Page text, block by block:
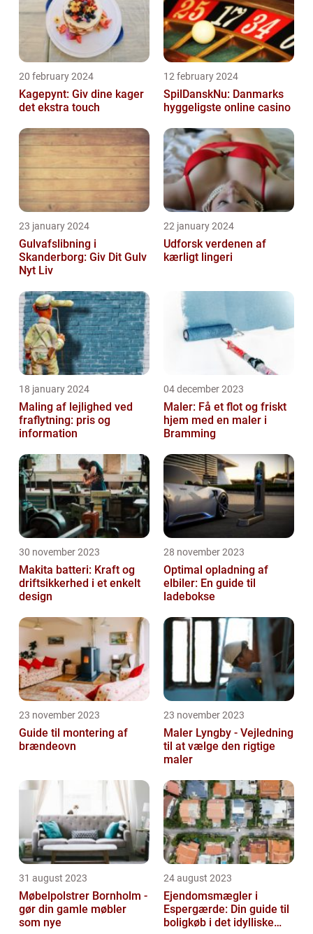
20 february 2024
Kagepynt: Giv dine kager
det ekstra touch
12 february 2024
SpilDanskNu: Danmarks
hyggeligste online casino
23 january 2024
Gulvafslibning i
Skanderborg: Giv Dit Gulv
Nyt Liv
22 january 2024
Udforsk verdenen af
kærligt lingeri
18 january 2024
Maling af lejlighed ved
fraflytning: pris og
information
04 december 2023
Maler: Få et flot og friskt
hjem med en maler i
Bramming
30 november 2023
Makita batteri: Kraft og
driftsikkerhed i et enkelt
design
28 november 2023
Optimal opladning af
elbiler: En guide til
ladebokse
23 november 2023
Guide til montering af
brændeovn
23 november 2023
Maler Lyngby - Vejledning
til at vælge den rigtige
maler
31 august 2023
Møbelpolstrer Bornholm -
gør din gamle møbler
som nye
24 august 2023
Ejendomsmægler i
Espergærde: Din guide til
boligkøb i det idylliske